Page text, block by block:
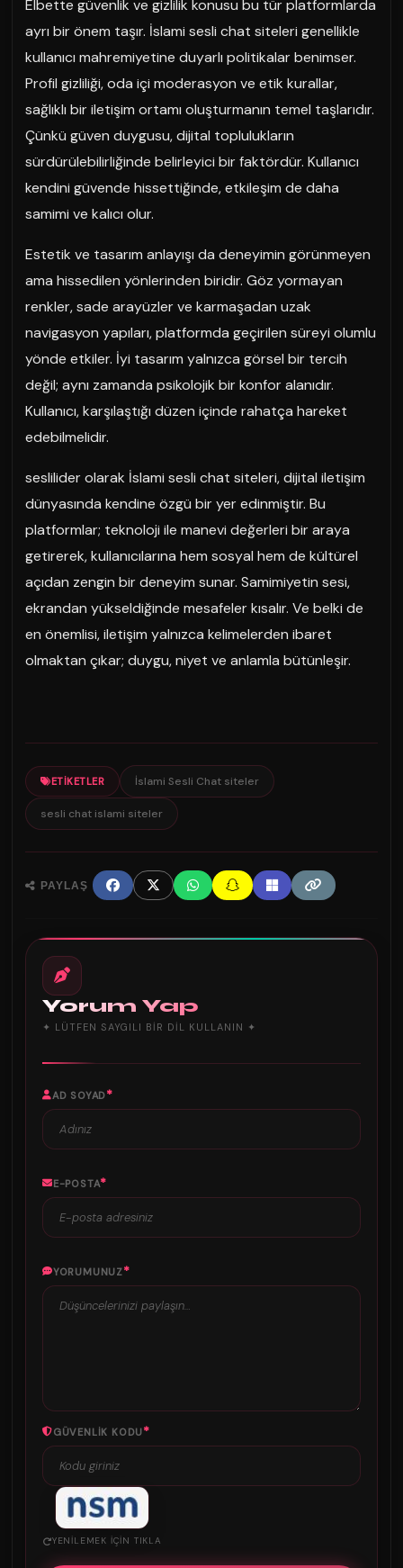
Elbette güvenlik ve gizlilik konusu bu tür platformlarda
ayrı bir önem taşır. İslami sesli chat siteleri genellikle
kullanıcı mahremiyetine duyarlı politikalar benimser.
Profil gizliliği, oda içi moderasyon ve etik kurallar,
sağlıklı bir iletişim ortamı oluşturmanın temel taşlarıdır.
Çünkü güven duygusu, dijital toplulukların
sürdürülebilirliğinde belirleyici bir faktördür. Kullanıcı
kendini güvende hissettiğinde, etkileşim de daha
samimi ve kalıcı olur.
Estetik ve tasarım anlayışı da deneyimin görünmeyen
ama hissedilen yönlerinden biridir. Göz yormayan
renkler, sade arayüzler ve karmaşadan uzak
navigasyon yapıları, platformda geçirilen süreyi olumlu
yönde etkiler. İyi tasarım yalnızca görsel bir tercih
değil; aynı zamanda psikolojik bir konfor alanıdır.
Kullanıcı, karşılaştığı düzen içinde rahatça hareket
edebilmelidir.
seslilider olarak İslami sesli chat siteleri, dijital iletişim
dünyasında kendine özgü bir yer edinmiştir. Bu
platformlar; teknoloji ile manevi değerleri bir araya
getirerek, kullanıcılarına hem sosyal hem de kültürel
açıdan zengin bir deneyim sunar. Samimiyetin sesi,
ekrandan yükseldiğinde mesafeler kısalır. Ve belki de
en önemlisi, iletişim yalnızca kelimelerden ibaret
olmaktan çıkar; duygu, niyet ve anlamla bütünleşir.
ETIKETLER İslami Sesli Chat siteler
sesli chat islami siteler
PAYLAŞ
Yorum Yap
✦ LÜTFEN SAYGILI BIR DIL KULLANIN ✦
AD SOYAD*
E-POSTA*
YORUMUNUZ*
GÜVENLIK KODU*
YENILEMEK IÇIN TIKLA